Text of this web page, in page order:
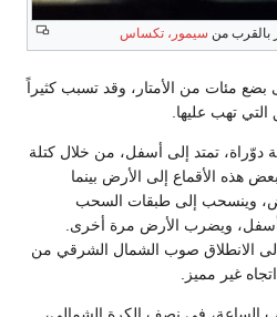
بالقرب من سيمور، تكساس
مئات من الأمتار، وقد تسبب كثيراً
تهب عليها.
دوّراة، تمتد إلى أسفل، من خلال كتلة
هذه الأقماع إلى الأرض بينما
وينسحب إلى طبقات السحب
أسفل، ويضرب الأرض مرة أخرى.
الانطلاق صوب الشمال الشرقي من
غير مميز.
الساعة، في نصف الكرة الشمالي،